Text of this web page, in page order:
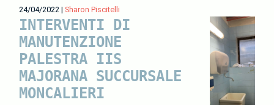
24/04/2022 | Sharon Piscitelli
INTERVENTI DI
MANUTENZIONE
PALESTRA IIS
MAJORANA SUCCURSALE
MONCALIERI